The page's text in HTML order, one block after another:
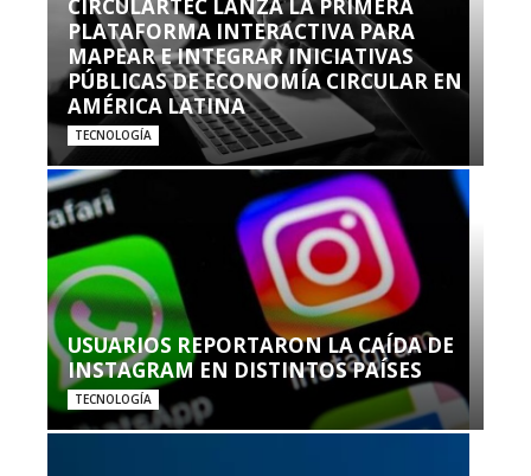
CIRCULARTEC LANZA LA PRIMERA
PLATAFORMA INTERACTIVA PARA
MAPEAR E INTEGRAR INICIATIVAS
PÚBLICAS DE ECONOMÍA CIRCULAR EN
AMÉRICA LATINA
TECNOLOGÍA
USUARIOS REPORTARON LA CAÍDA DE
INSTAGRAM EN DISTINTOS PAÍSES
TECNOLOGÍA